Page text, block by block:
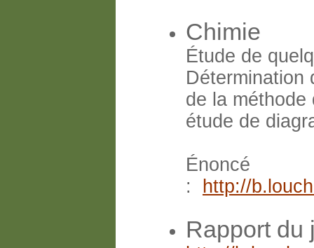
Chimie
Étude de
Détermination
de la
étude de
Énoncé
:
http://
Rapport du